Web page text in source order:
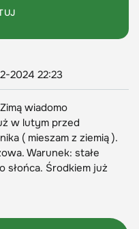
2024 22:23
wiadomo
w lutym przed
( mieszam z ziemią ).
Warunek: stałe
słońca. Środkiem już